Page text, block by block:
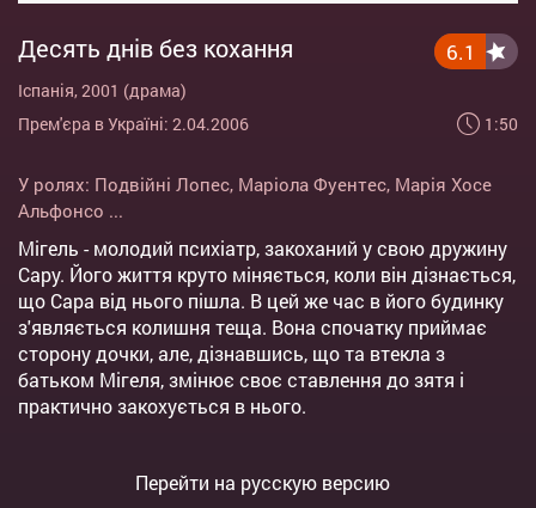
Десять днів без кохання
Іспанія, 2001 (драма)
Прем'єра в Україні: 2.04.2006
6.1
1:50
У ролях: Подвійні Лопес, Маріола Фуентес, Марія Хосе
Альфонсо ...
Мігель - молодий психіатр, закоханий у свою дружину
Сару. Його життя круто міняється, коли він дізнається,
що Сара від нього пішла. В цей же час в його будинку
з'являється колишня теща. Вона спочатку приймає
сторону дочки, але, дізнавшись, що та втекла з
батьком Мігеля, змінює своє ставлення до зятя і
практично закохується в нього.
Перейти на русскую версию